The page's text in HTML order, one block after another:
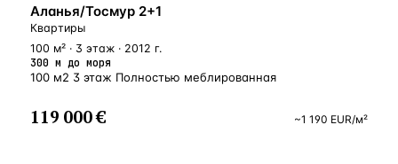
У МОРЯ Аланья/Тосмур 2+1
Квартиры
100 м² · 3 этаж · 2012 г.
300 м до моря
100 м2 3 этаж Полностью меблированная
119 000 € ~1 190 EUR/м²